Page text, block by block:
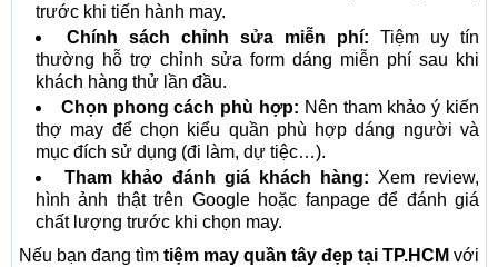
trước khi tiến hành may.
Chính sách chỉnh sửa miễn phí: Tiệm uy tín
thường hỗ trợ chỉnh sửa form dáng miễn phí sau khi
khách hàng thử lần đầu.
Chọn phong cách phù hợp: Nên tham khảo ý kiến
thợ may để chọn kiểu quần phù hợp dáng người và
mục đích sử dụng (đi làm, dự tiệc…).
Tham khảo đánh giá khách hàng: Xem review,
hình ảnh thật trên Google hoặc fanpage để đánh giá
chất lượng trước khi chọn may.
Nếu bạn đang tìm tiệm may quần tây đẹp tại TP.HCM với